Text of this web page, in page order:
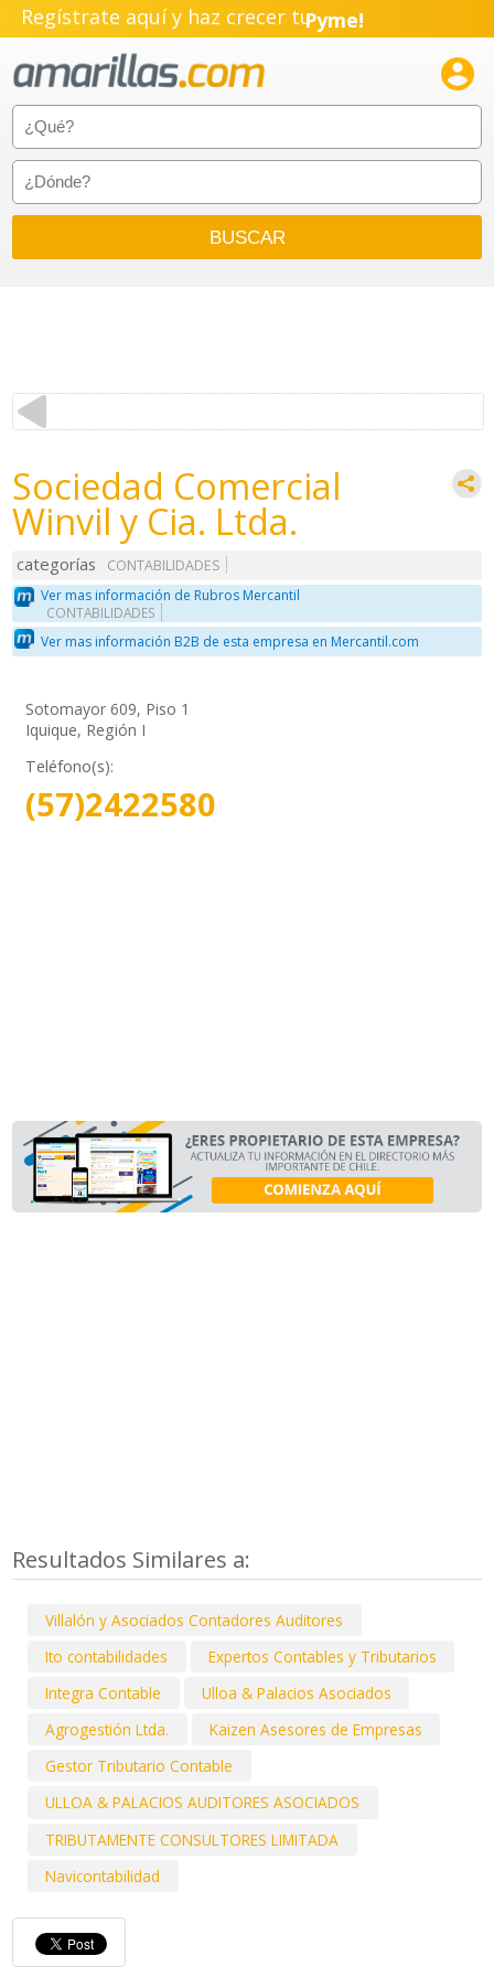
Regístrate aquí y haz crecer tuPyme!
Emprendimiento!

Sociedad Comercial
Winvil y Cia. Ltda.
categorías
CONTABILIDADES
Ver mas información de Rubros Mercantil
CONTABILIDADES
Ver mas información B2B de esta empresa en Mercantil.com
Sotomayor 609, Piso 1
Iquique, Región I
Teléfono(s):
(57)2422580
Resultados Similares a:
Villalón y Asociados Contadores Auditores
Ito contabilidades
Expertos Contables y Tributarios
Integra Contable
Ulloa & Palacios Asociados
Agrogestión Ltda.
Kaizen Asesores de Empresas
Gestor Tributario Contable
ULLOA & PALACIOS AUDITORES ASOCIADOS
TRIBUTAMENTE CONSULTORES LIMITADA
Navicontabilidad